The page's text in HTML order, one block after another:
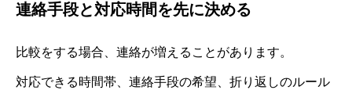
連絡手段と対応時間を先に決める
比較をする場合、連絡が増えることがあります。
対応できる時間帯、連絡手段の希望、折り返しのルール